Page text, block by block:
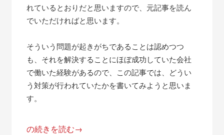
れているとおりだと思いますので、元記事を読ん
でいただければと思います。
そういう問題が起きがちであることは認めつつ
も、それを解決することにほぼ成功していた会社
で働いた経験があるので、この記事では、どうい
う対策が行われていたかを書いてみようと思いま
す。
“帰
の続きを読む→